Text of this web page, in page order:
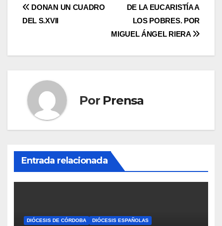
Navegación
entradas
DE LA EUCARISTÍA A
LOS POBRES. POR
MIGUEL ÁNGEL RIERA
DONAN UN CUADRO
DEL S.XVII
Por Prensa
Entrada relacionada
DIÓCESIS DE CÓRDOBA DIÓCESIS ESPAÑOLAS